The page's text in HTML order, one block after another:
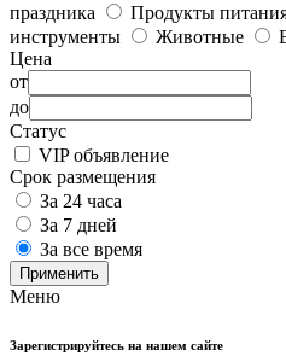
праздника
Продукты
инструменты
Животные
Цена
от
до
Статус
VIP объявление
Срок размещения
За 24 часа
За 7 дней
За все время
Применить
Меню
Зарегистрируйтесь на нашем сайте